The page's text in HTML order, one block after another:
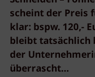
scheint der Preis
klar: bspw. 120,-
bleibt tatsächlich
der
überrascht…